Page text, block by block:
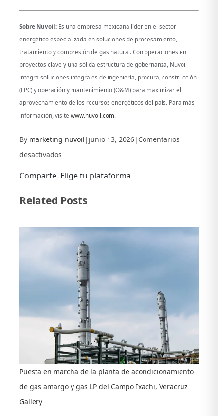
Sobre Nuvoil: Es una empresa mexicana líder en el sector
energético especializada en soluciones de procesamiento,
tratamiento y compresión de gas natural. Con operaciones en
proyectos clave y una sólida estructura de gobernanza, Nuvoil
integra soluciones integrales de ingeniería, procura, construcción
(EPC) y operación y mantenimiento (O&M) para maximizar el
aprovechamiento de los recursos energéticos del país. Para más
información, visite www.nuvoil.com.
By marketing nuvoil | junio 13, 2026| Comentarios
desactivados
el
2026:
operación,
natural
infraestructura
Comparte. Elige tu plataforma
Related Posts
Puesta en marcha de la planta de acondicionamiento
de gas amargo y gas LP del Campo Ixachi, Veracruz
Gallery